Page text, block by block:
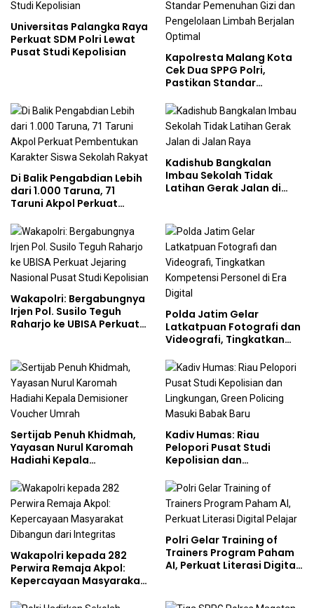
Universitas Palangka Raya
Perkuat SDM Polri Lewat
Pusat Studi Kepolisian
Kapolresta Malang Kota
Cek Dua SPPG Polri,
Pastikan Standar
Pengelolaan Limbah
Berjalan Optimal
Di Balik Pengabdian Lebih
dari 1.000 Taruna, 71
Taruni Akpol Perkuat
Siswa Sekolah Rakyat
Kadishub Bangkalan
Imbau Sekolah Tidak
Latihan Gerak Jalan di
Wakapolri: Bergabungnya
Irjen Pol. Susilo Teguh
Raharjo ke UBISA Perkuat
Polda Jatim Gelar
Latkatpuan Fotografi dan
Videografi, Tingkatkan
Era Digital
Sertijab Penuh Khidmah,
Yayasan Nurul Karomah
Hadiahi Kepala
Umrah
Kadiv Humas: Riau
Pelopori Pusat Studi
Kepolisian dan
Policing Masuki Babak
Baru
Wakapolri kepada 282
Perwira Remaja Akpol:
Kepercayaan Masyarakat
Polri Gelar Training of
Trainers Program Paham
AI, Perkuat Literasi Digital